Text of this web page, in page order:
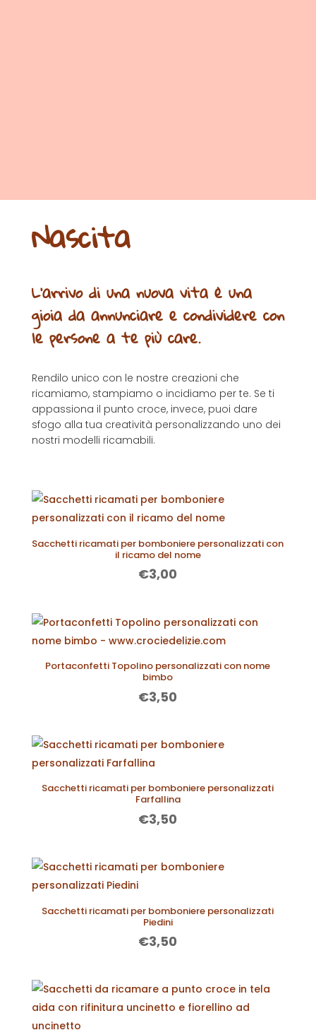
Nascita
L'arrivo di una nuova vita è una
gioia da annunciare e condividere con
le persone a te più care.
Rendilo unico con le nostre creazioni che
ricamiamo, stampiamo o incidiamo per te. Se ti
appassiona il punto croce, invece, puoi dare
sfogo alla tua creatività personalizzando uno dei
nostri modelli ricamabili.
Sacchetti ricamati per bomboniere personalizzati con
il ricamo del nome
€3,00
Portaconfetti Topolino personalizzati con nome
bimbo
€3,50
Sacchetti ricamati per bomboniere personalizzati
Farfallina
€3,50
Sacchetti ricamati per bomboniere personalizzati
Piedini
€3,50